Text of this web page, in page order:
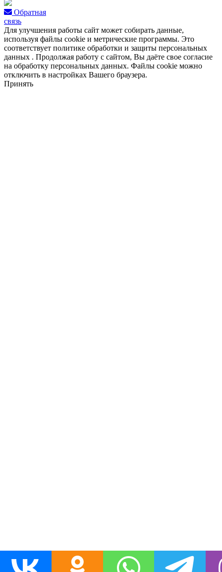
Обратная
связь
Для улучшения работы сайт может собирать данные,
используя файлы cookie и метрические программы. Это
соответствует политике обработки и защиты персональных
данных . Продолжая работу с сайтом, Вы даёте свое согласие
на обработку персональных данных. Файлы cookie можно
отключить в настройках Вашего браузера.
Принять